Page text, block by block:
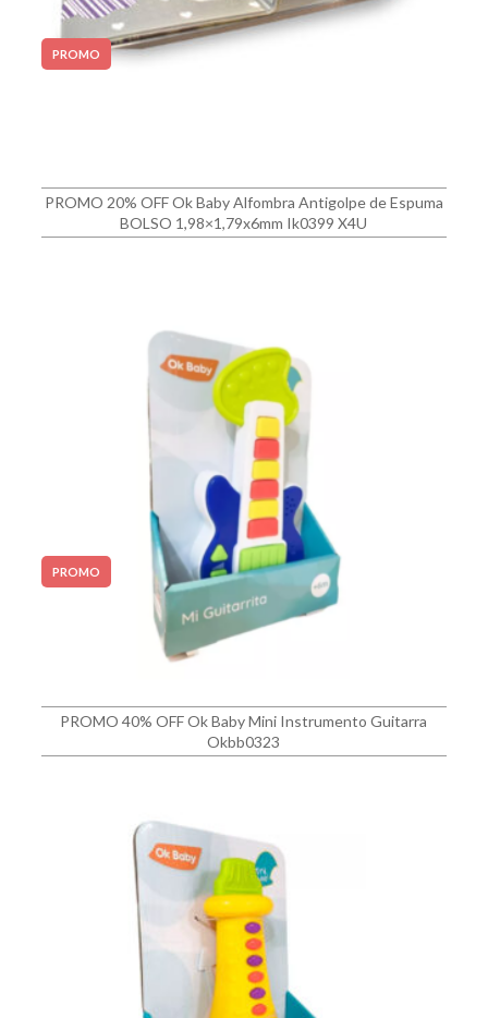
PROMO
PROMO 20% OFF Ok Baby Alfombra Antigolpe de Espuma
BOLSO 1,98×1,79x6mm Ik0399 X4U
PROMO
PROMO 40% OFF Ok Baby Mini Instrumento Guitarra
Okbb0323